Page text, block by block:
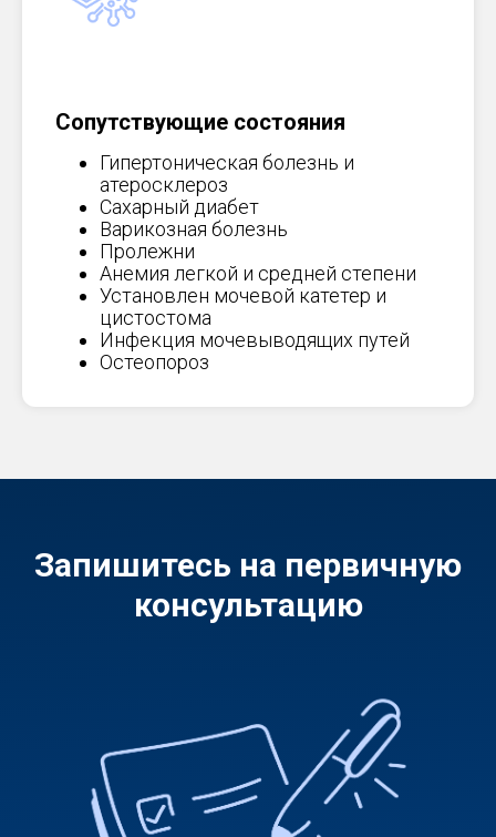
Сопутствующие состояния
Гипертоническая болезнь и
атеросклероз
Сахарный диабет
Варикозная болезнь
Пролежни
Анемия легкой и средней степени
Установлен мочевой катетер и
цистостома
Инфекция мочевыводящих путей
Остеопороз
Запишитесь на первичную
консультацию